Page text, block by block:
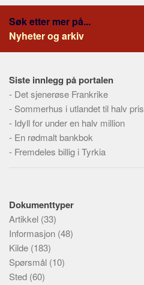
Søk etter mer på...
Nyheter og arkiv
Siste innlegg på portalen
- Det sjenerøse Frankrike
- Sommerhus i utlandet til halv pris
- Idyll for under en halv million
- En rødmalt bankbok
- Fremdeles billig i Tyrkia
Dokumenttyper
Artikkel (33)
Informasjon (48)
Kilde (183)
Spørsmål (10)
Sted (60)